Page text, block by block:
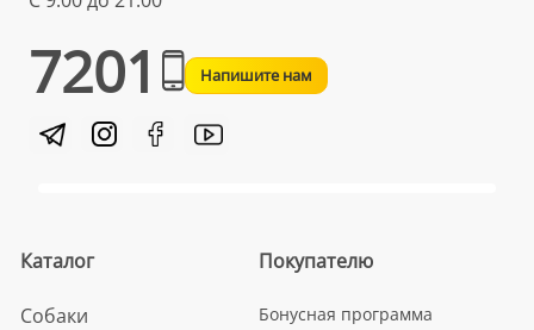
7201 Напишите нам
Каталог
Собаки
Покупателю
Бонусная программа